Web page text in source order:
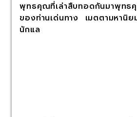
พุทธคุณที่เล่าสืบทอดกันมาพุทธ
ของท่านเด่นทาง เมตตามหานิ
นักแล